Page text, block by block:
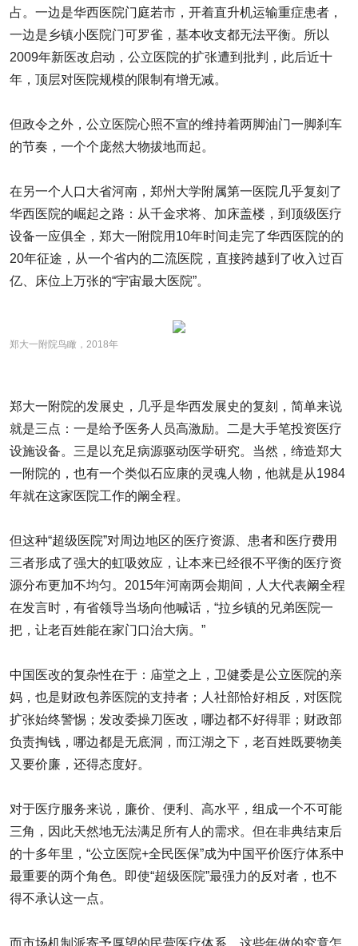
占。一边是华西医院门庭若市，开着直升机运输重症患者，
一边是乡镇小医院门可罗雀，基本收支都无法平衡。所以
2009年新医改启动，公立医院的扩张遭到批判，此后近十
年，顶层对医院规模的限制有增无减。
但政令之外，公立医院心照不宣的维持着两脚油门一脚刹车
的节奏，一个个庞然大物拔地而起。
在另一个人口大省河南，郑州大学附属第一医院几乎复刻了
华西医院的崛起之路：从千金求将、加床盖楼，到顶级医疗
设备一应俱全，郑大一附院用10年时间走完了华西医院的的
20年征途，从一个省内的二流医院，直接跨越到了收入过百
亿、床位上万张的“宇宙最大医院”。
郑大一附院鸟瞰，2018年
郑大一附院的发展史，几乎是华西发展史的复刻，简单来说
就是三点：一是给予医务人员高激励。二是大手笔投资医疗
设施设备。三是以充足病源驱动医学研究。当然，缔造郑大
一附院的，也有一个类似石应康的灵魂人物，他就是从1984
年就在这家医院工作的阚全程。
但这种“超级医院”对周边地区的医疗资源、患者和医疗费用
三者形成了强大的虹吸效应，让本来已经很不平衡的医疗资
源分布更加不均匀。2015年河南两会期间，人大代表阚全程
在发言时，有省领导当场向他喊话，“拉乡镇的兄弟医院一
把，让老百姓能在家门口治大病。”
中国医改的复杂性在于：庙堂之上，卫健委是公立医院的亲
妈，也是财政包养医院的支持者；人社部恰好相反，对医院
扩张始终警惕；发改委操刀医改，哪边都不好得罪；财政部
负责掏钱，哪边都是无底洞，而江湖之下，老百姓既要物美
又要价廉，还得态度好。
对于医疗服务来说，廉价、便利、高水平，组成一个不可能
三角，因此天然地无法满足所有人的需求。但在非典结束后
的十多年里，“公立医院+全民医保”成为中国平价医疗体系中
最重要的两个角色。即使“超级医院”最强力的反对者，也不
得不承认这一点。
而市场机制派寄予厚望的民营医疗体系，这些年做的究竟怎